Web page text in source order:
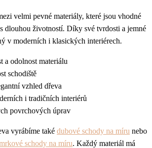
velmi pevné materiály, které jsou vhodné
dlouhou životností. Díky své tvrdosti a jemné
v moderních i klasických interiérech.
a odolnost materiálu
schodiště
vzhled dřeva
i tradičních interiérů
povrchových úprav
vyrábíme také dubové schody na míru nebo
schody na míru. Každý materiál má